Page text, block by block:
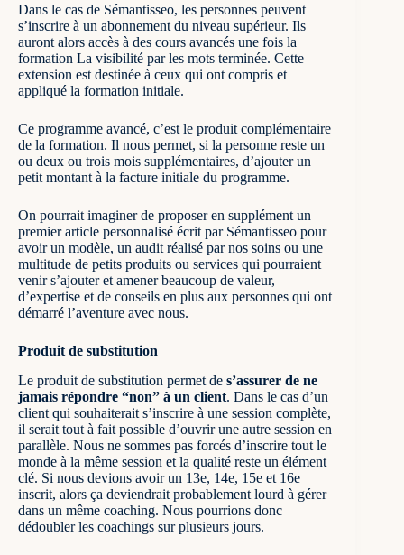
Dans le cas de Sémantisseo, les personnes peuvent
s’inscrire à un abonnement du niveau supérieur. Ils
auront alors accès à des cours avancés une fois la
formation La visibilité par les mots terminée. Cette
extension est destinée à ceux qui ont compris et
appliqué la formation initiale.
Ce programme avancé, c’est le produit complémentaire
de la formation. Il nous permet, si la personne reste un
ou deux ou trois mois supplémentaires, d’ajouter un
petit montant à la facture initiale du programme.
On pourrait imaginer de proposer en supplément un
premier article personnalisé écrit par Sémantisseo pour
avoir un modèle, un audit réalisé par nos soins ou une
multitude de petits produits ou services qui pourraient
venir s’ajouter et amener beaucoup de valeur,
d’expertise et de conseils en plus aux personnes qui ont
démarré l’aventure avec nous.
Produit de substitution
Le produit de substitution permet de s’assurer de ne
jamais répondre “non” à un client. Dans le cas d’un
client qui souhaiterait s’inscrire à une session complète,
il serait tout à fait possible d’ouvrir une autre session en
parallèle. Nous ne sommes pas forcés d’inscrire tout le
monde à la même session et la qualité reste un élément
clé. Si nous devions avoir un 13e, 14e, 15e et 16e
inscrit, alors ça deviendrait probablement lourd à gérer
dans un même coaching. Nous pourrions donc
dédoubler les coachings sur plusieurs jours.